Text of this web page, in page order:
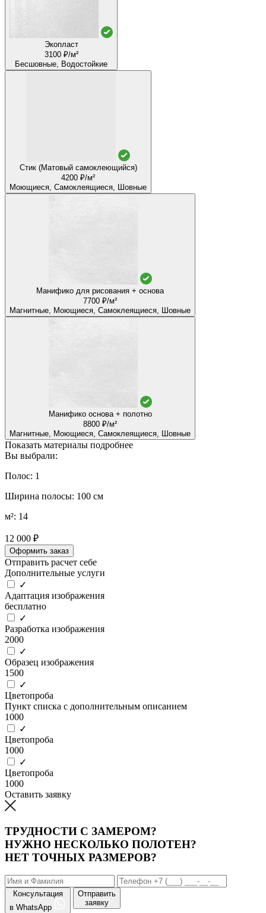
Экопласт
3100 ₽/м²
Бесшовные, Водостойкие
Стик (Матовый самоклеющийся)
4200 ₽/м²
Моющиеся, Самоклеящиеся, Шовные
Манифико для рисования + основа
7700 ₽/м²
Магнитные, Моющиеся, Самоклеящиеся, Шовные
Манифико основа + полотно
8800 ₽/м²
Магнитные, Моющиеся, Самоклеящиеся, Шовные
Показать материалы подробнее
Вы выбрали:
Полос: 1
Ширина полосы: 100 см
м²: 14
12 000 ₽
Оформить заказ
Отправить расчет себе
Дополнительные услуги
✓
Адаптация изображения
бесплатно
✓
Разработка изображения
2000
✓
Образец изображения
1500
✓
Цветопроба
Пункт списка с дополнительным описанием
1000
✓
Цветопроба
1000
✓
Цветопроба
1000
Оставить заявку
ТРУДНОСТИ С ЗАМЕРОМ?
НУЖНО НЕСКОЛЬКО ПОЛОТЕН?
НЕТ ТОЧНЫХ РАЗМЕРОВ?
Консультация
в WhatsApp
Отправить
заявку